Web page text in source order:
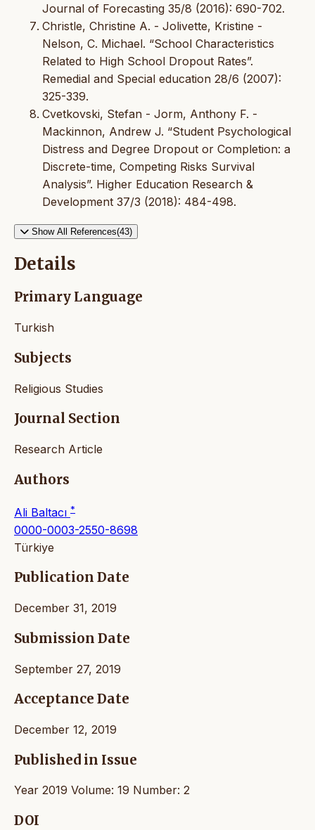
Journal of Forecasting 35/8 (2016): 690-702.
Christle, Christine A. - Jolivette, Kristine -
Nelson, C. Michael. “School Characteristics
Related to High School Dropout Rates”.
Remedial and Special education 28/6 (2007):
325-339.
Cvetkovski, Stefan - Jorm, Anthony F. -
Mackinnon, Andrew J. “Student Psychological
Distress and Degree Dropout or Completion: a
Discrete-time, Competing Risks Survival
Analysis”. Higher Education Research &
Development 37/3 (2018): 484-498.
Show All References(43)
Details
Primary Language
Turkish
Subjects
Religious Studies
Journal Section
Research Article
Authors
Ali Baltacı *
0000-0003-2550-8698
Türkiye
Publication Date
December 31, 2019
Submission Date
September 27, 2019
Acceptance Date
December 12, 2019
Published in Issue
Year 2019 Volume: 19 Number: 2
DOI